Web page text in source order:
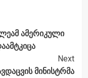
ამერიკული
Next
მინისტრმა